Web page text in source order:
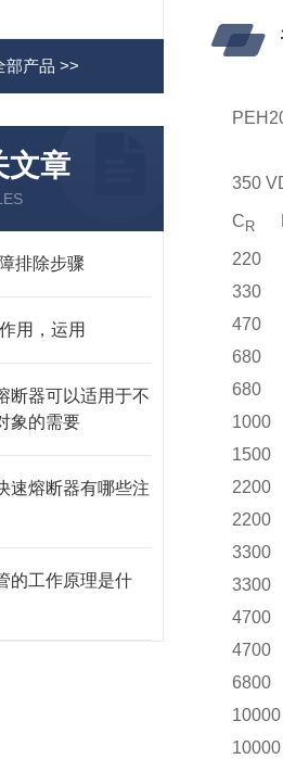
部产品 >>
文章
排除步骤
用，运用
断器可以适用于不
象的需要
速熔断器有哪些注
的工作原理是什
350
C R
220
330
470
680
680
1000
1500
2200
2200
3300
3300
4700
4700
6800